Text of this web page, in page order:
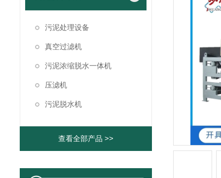
污泥处理设备
真空过滤机
污泥浓缩脱水一体机
压滤机
污泥脱水机
查看全部产品 >>